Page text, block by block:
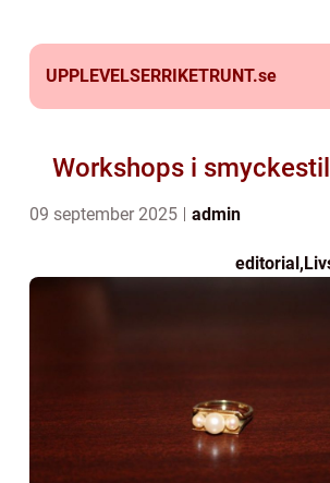
UPPLEVELSERRIKETRUNT.se
Workshops i
09 september 2025 admin
editorial,